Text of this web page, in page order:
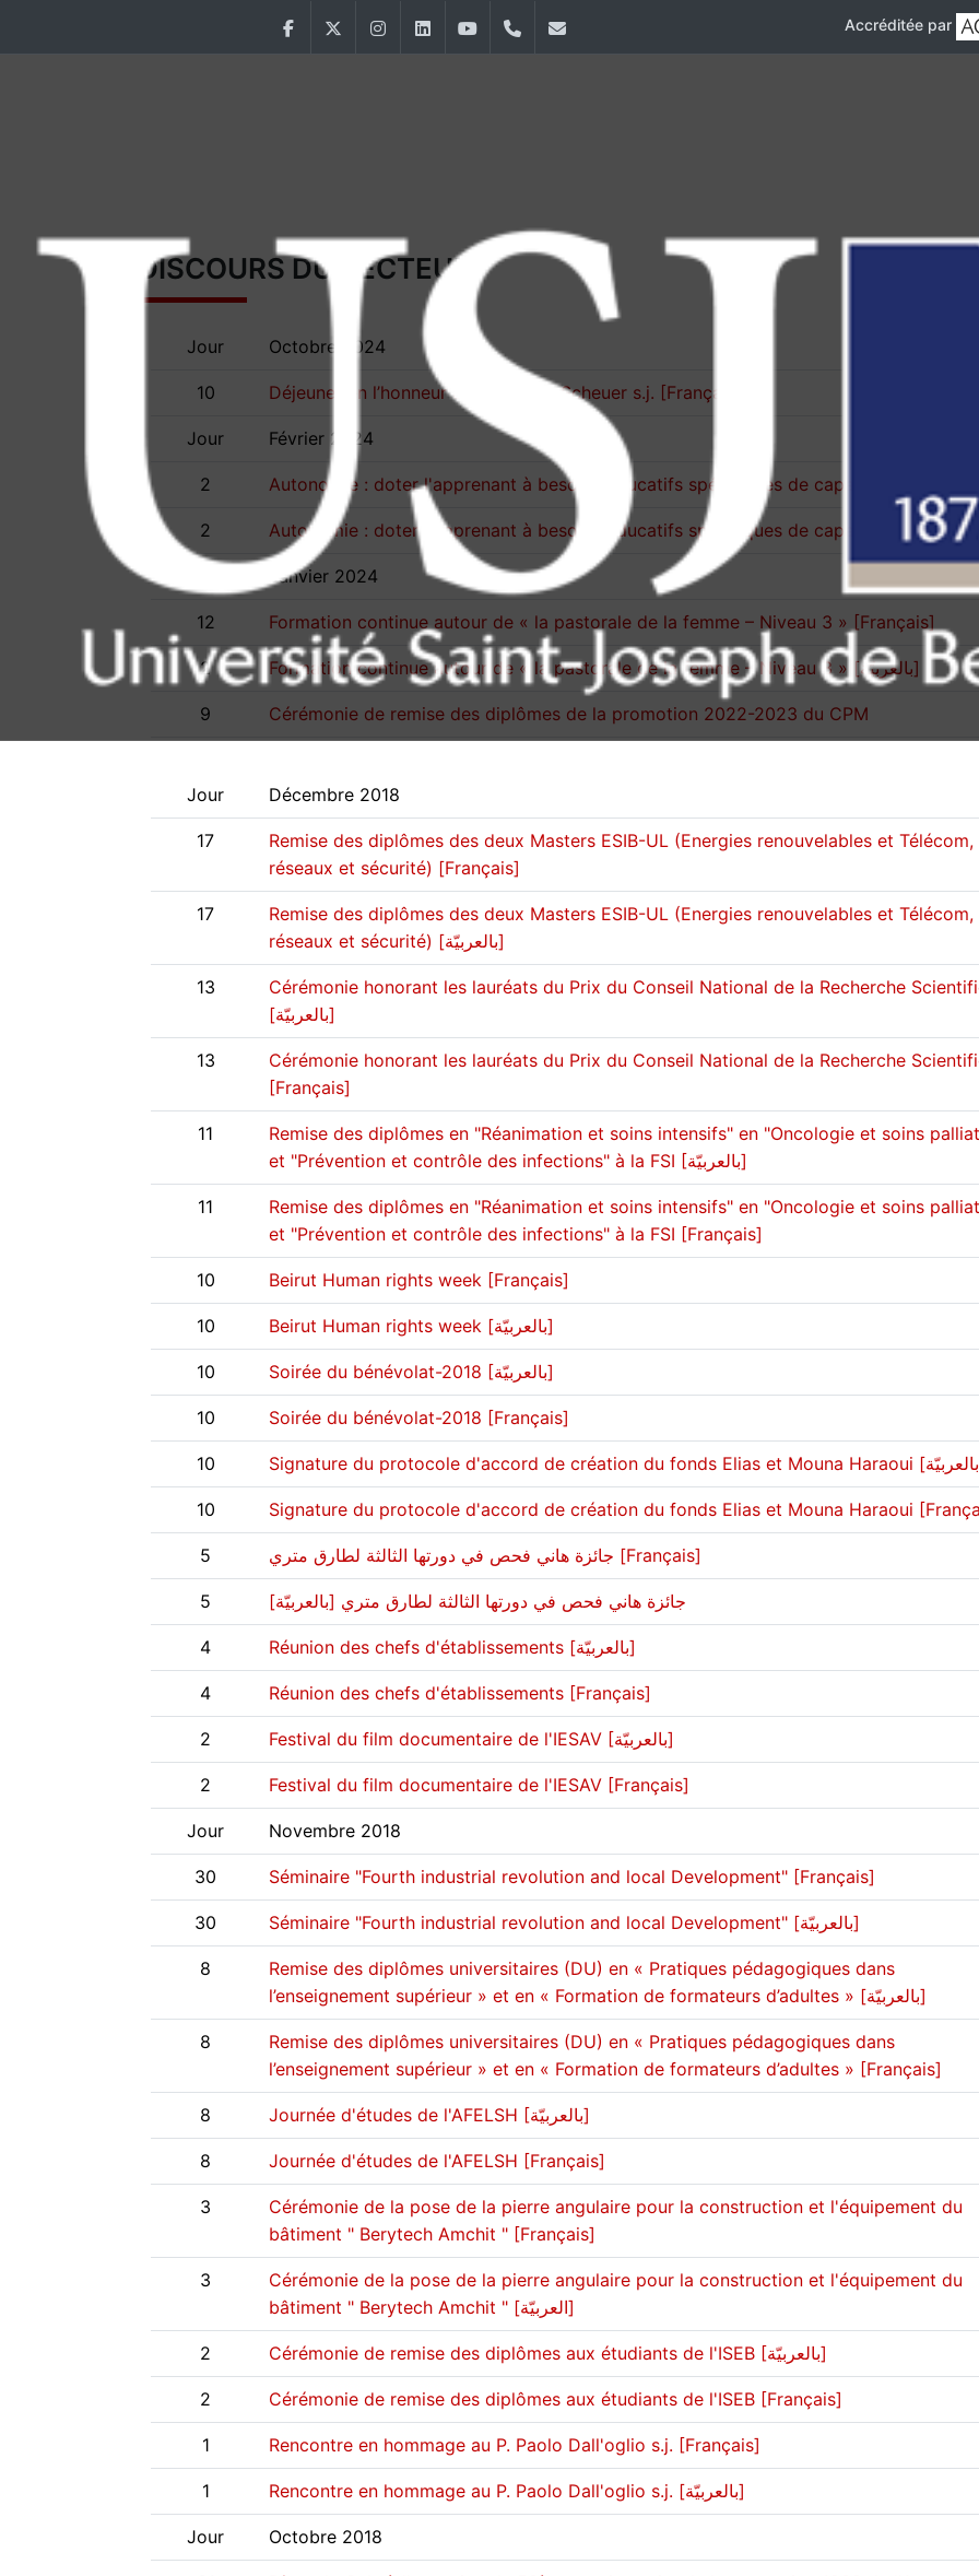
FacebookTwitter InstagramLinkedInYouTube+9611421000 Accréditée par
DISCOURS DU RECTEUR
Jour Octobre 2024
10 Déjeuner en l’honneur du Pr Michel Scheuer s.j. [Français]
Jour Février 2024
2
2 Autonomie : doter l'apprenant à besoins éducatifs spécifiques de capacités
Janvier 2024
12 Formation continue autour de « la pastorale de la femme – Niveau 3 » [Français]
2 Formation continue autour de « la pastorale de la femme – Niveau 3 » [بالعربيّة]
9 Cérémonie de remise des diplômes de la promotion 2022-2023 du CPM
Jour Décembre 2018
17
Remise des diplômes des deux Masters ESIB-UL (Energies renouvelables et Télécom,
réseaux et sécurité) [Français]
17
Remise des diplômes des deux Masters ESIB-UL (Energies renouvelables et Télécom,
réseaux et sécurité) [بالعربيّة]
13
Cérémonie honorant les lauréats du Prix du Conseil National de la Recherche
[بالعربيّة]
13
Cérémonie honorant les lauréats du Prix du Conseil National de la Recherche
[Français]
11
Remise des diplômes en "Réanimation et soins intensifs" en "Oncologie et soins
et "Prévention et contrôle des infections" à la FSI [بالعربيّة]
11
Remise des diplômes en "Réanimation et soins intensifs" en "Oncologie et soins
et "Prévention et contrôle des infections" à la FSI [Français]
10 Beirut Human rights week [Français]
10 Beirut Human rights week [بالعربيّة]
10 Soirée du bénévolat-2018 [بالعربيّة]
10 Soirée du bénévolat-2018 [Français]
10
10 Signature du protocole d'accord de création du fonds Elias et Mouna Haraoui
5 جائزة هاني فحص في دورتها الثالثة لطارق متري [Français]
5 جائزة هاني فحص في دورتها الثالثة لطارق متري [بالعربيّة]
4 Réunion des chefs d'établissements [بالعربيّة]
4 Réunion des chefs d'établissements [Français]
2 Festival du film documentaire de l'IESAV [بالعربيّة]
2 Festival du film documentaire de l'IESAV [Français]
Jour Novembre 2018
30 Séminaire "Fourth industrial revolution and local Development" [Français]
30 Séminaire "Fourth industrial revolution and local Development" [بالعربيّة]
8
Remise des diplômes universitaires (DU) en « Pratiques pédagogiques dans
l’enseignement supérieur » et en « Formation de formateurs d’adultes » [بالعربيّة]
8
Remise des diplômes universitaires (DU) en « Pratiques pédagogiques dans
l’enseignement supérieur » et en « Formation de formateurs d’adultes » [Français]
8 Journée d'études de l'AFELSH [بالعربيّة]
8 Journée d'études de l'AFELSH [Français]
3
Cérémonie de la pose de la pierre angulaire pour la construction et l'équipement du
bâtiment " Berytech Amchit " [Français]
3
Cérémonie de la pose de la pierre angulaire pour la construction et l'équipement du
bâtiment " Berytech Amchit " [العربيّة]
2 Cérémonie de remise des diplômes aux étudiants de l'ISEB [بالعربيّة]
2 Cérémonie de remise des diplômes aux étudiants de l'ISEB [Français]
1 Rencontre en hommage au P. Paolo Dall'oglio s.j. [Français]
1 Rencontre en hommage au P. Paolo Dall'oglio s.j. [بالعربيّة]
Jour Octobre 2018